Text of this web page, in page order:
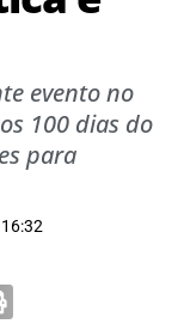
evento no
100 dias do
para
16:32